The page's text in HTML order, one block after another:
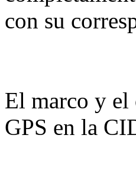
con su
El marco y el
GPS en la